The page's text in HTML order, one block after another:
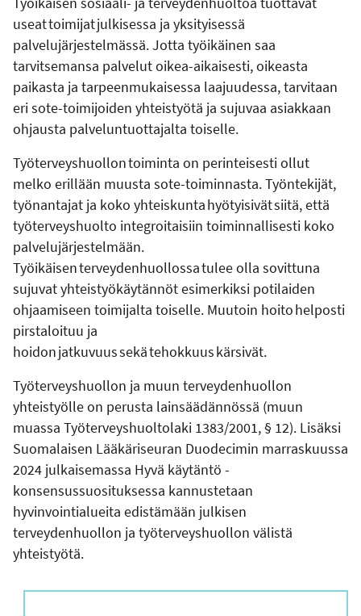
useat toimijat julkisessa ja yksityisessä
palvelujärjestelmässä. Jotta työikäinen saa
tarvitsemansa palvelut oikea-aikaisesti, oikeasta
paikasta ja tarpeenmukaisessa laajuudessa, tarvitaan
eri sote-toimijoiden yhteistyötä ja sujuvaa asiakkaan
ohjausta palveluntuottajalta toiselle.
Työterveyshuollon toiminta on perinteisesti ollut
melko erillään muusta sote-toiminnasta. Työntekijät,
työnantajat ja koko yhteiskunta hyötyisivät siitä, että
työterveyshuolto integroitaisiin toiminnallisesti koko
palvelujärjestelmään.
Työikäisen terveydenhuollossa tulee olla sovittuna
sujuvat yhteistyökäytännöt esimerkiksi potilaiden
ohjaamiseen toimijalta toiselle. Muutoin hoito helposti
pirstaloituu ja
hoidon jatkuvuus sekä tehokkuus kärsivät.
Työterveyshuollon ja muun terveydenhuollon
yhteistyölle on perusta lainsäädännössä (muun
muassa Työterveyshuoltolaki 1383/2001, § 12). Lisäksi
Suomalaisen Lääkäriseuran Duodecimin marraskuussa
2024 julkaisemassa Hyvä käytäntö -
konsensussuosituksessa kannustetaan
hyvinvointialueita edistämään julkisen
terveydenhuollon ja työterveyshuollon välistä
yhteistyötä.